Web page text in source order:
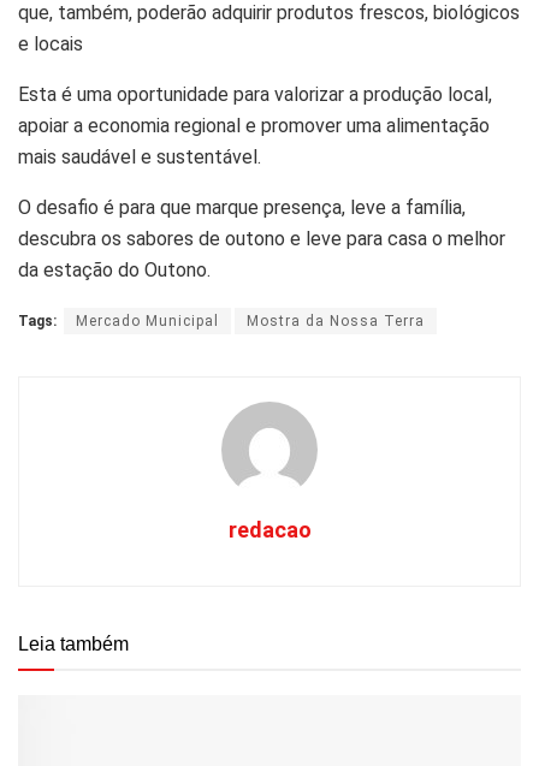
que, também, poderão adquirir produtos frescos, biológicos
e locais
Esta é uma oportunidade para valorizar a produção local,
apoiar a economia regional e promover uma alimentação
mais saudável e sustentável.
O desafio é para que marque presença, leve a família,
descubra os sabores de outono e leve para casa o melhor
da estação do Outono.
Tags: Mercado Municipal Mostra da Nossa Terra
redacao
Leia também